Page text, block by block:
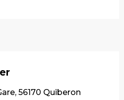
56170 Quiberon